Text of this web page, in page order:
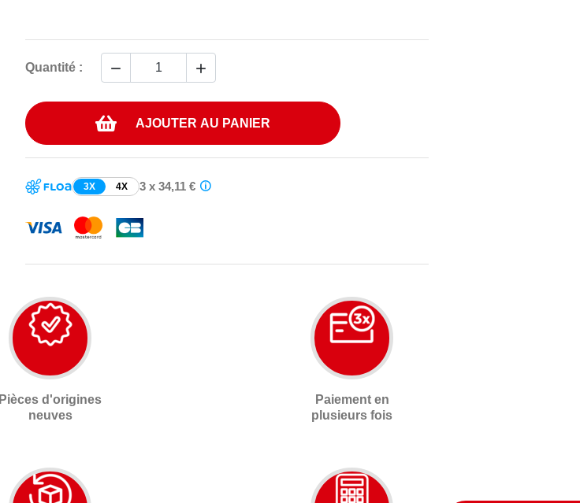
Quantité :  
AJOUTER AU PANIER
3X 4X 3 x 34,11 €
Pièces d'origines
neuves
Paiement en
plusieurs fois